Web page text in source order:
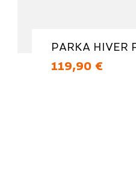
PARKA HIVER
Prix
119,90 €